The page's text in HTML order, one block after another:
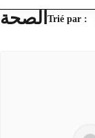
الصحة Trié par :